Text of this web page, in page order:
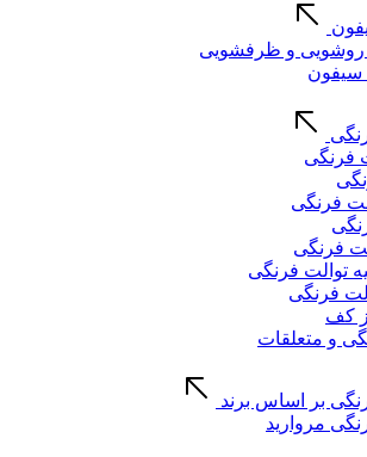
روشویی و ظرفشویی
فرنگی
فرنگی
فرنگی
توالت فرنگی
فرنگی
کف
و متعلقات
بر اساس برند
مروارید